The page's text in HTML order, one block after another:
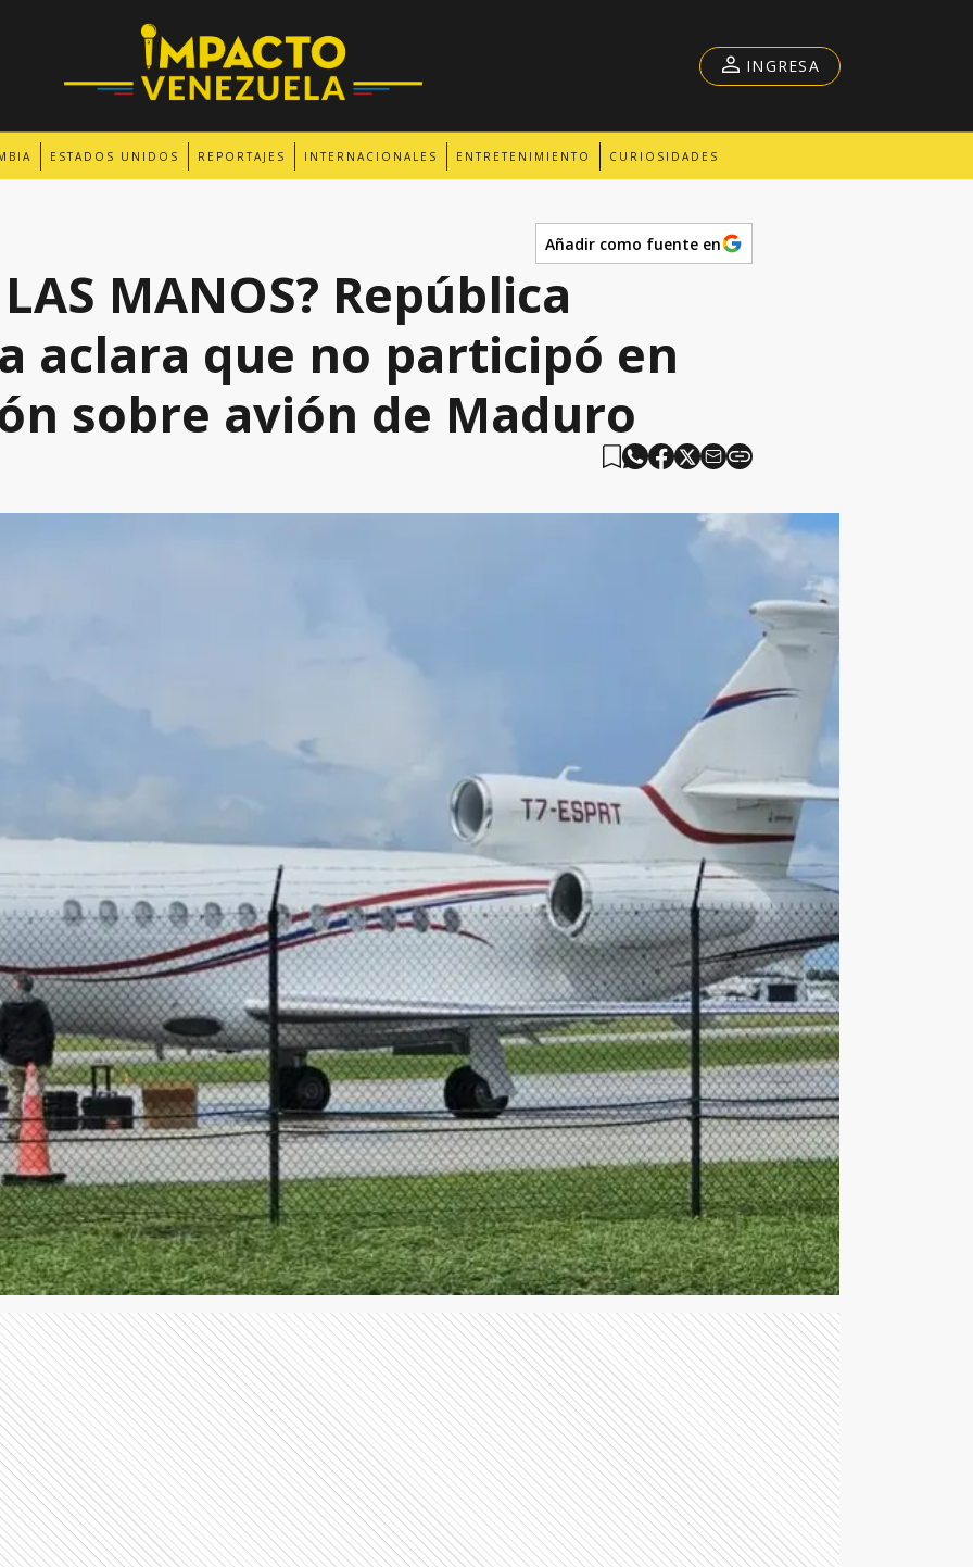
ESTADOS UNIDOS REPORTAJES INTERNACIONALES ENTRETENIMIENTO CURIOSIDADES
INGRESA
Añadir como fuente en
MANOS? República
aclara que no participó en
sobre avión de Maduro